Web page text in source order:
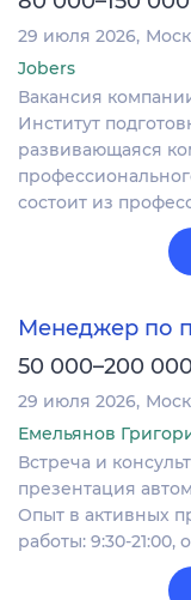
29 июля 2026
Jobers
Вакансия
Институт
развивающаяся
состоит из
Менеджер по
50 000–200
29 июля 2026
Емельянов
Встреча и
презентация
Опыт в активных
работы: 9:30-21:00,